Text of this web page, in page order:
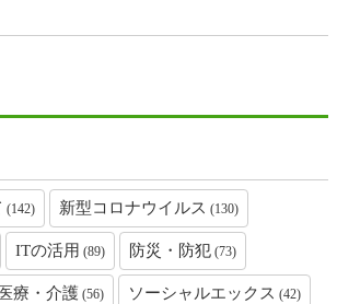
(142) 新型コロナウイルス (130)
ITの活用 (89) 防災・防犯 (73)
医療・介護 (56) ソーシャルエックス (42)